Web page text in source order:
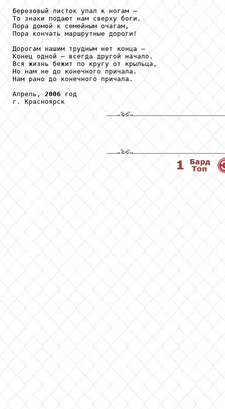
Березовый листок упал к ногам –
То знаки подают нам сверху боги.
Пора домой к семейным очагам,
Пора кончать маршрутные дороги!
Дорогам нашим трудным нет конца –
Конец одной – всегда другой начало.
Вся жизнь бежит по кругу от крыльца,
Но нам не до конечного причала.
Нам рано до конечного причала.
Апрель, 2006 год
г. Красноярск